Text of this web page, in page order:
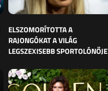
ELSZOMORÍTOTTA A
RAJONGÓKAT A VILÁG
LEGSZEXISEBB SPORTOLÓNŐJE